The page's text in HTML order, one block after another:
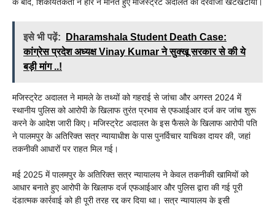
इसे भी पढ़ें:
Dharamshala Student Death Case:
कांग्रेस प्रदेश अध्यक्ष Vinay Kumar ने सुक्खू सरकार से की ये
बड़ी मांग ..!
मजिस्ट्रेट अदालत ने मामले के तथ्यों को गहराई से जांचा और अगस्त 2024 में
स्थानीय पुलिस को आरोपी के खिलाफ तुरंत प्रभाव से एफआईआर दर्ज कर जांच शुरू
करने के आदेश जारी किए। मजिस्ट्रेट अदालत के इस फैसले के खिलाफ आरोपी पति
ने पालमपुर के अतिरिक्त सत्र न्यायाधीश के पास पुनर्विचार याचिका दायर की, जहां
तकनीकी आधारों पर राहत मिल गई।
मई 2025 में पालमपुर के अतिरिक्त सत्र न्यायालय ने केवल तकनीकी खामियों को
आधार बनाते हुए आरोपी के खिलाफ दर्ज एफआईआर और पुलिस द्वारा की गई पूरी
दंडात्मक कार्रवाई को ही पूरी तरह रद्द कर दिया था। सत्र न्यायालय के इसी